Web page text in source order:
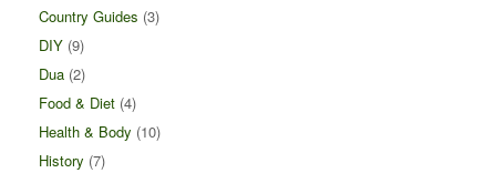
Country Guides (3)
DIY (9)
Dua (2)
Food & Diet (4)
Health & Body (10)
History (7)